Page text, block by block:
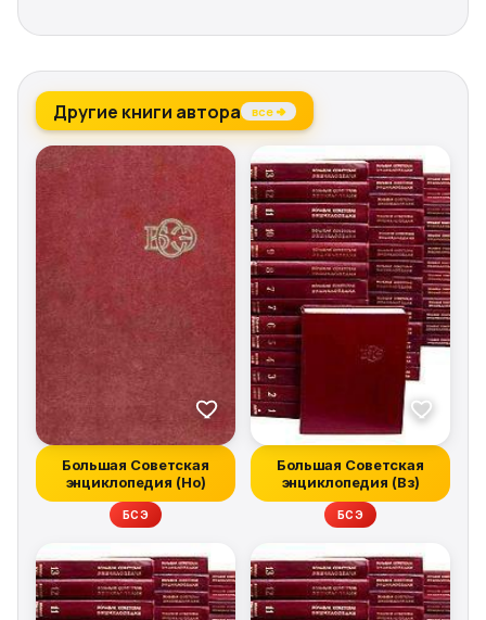
Другие книги автора все →
Большая Советская
энциклопедия (Но)
БСЭ
Большая Советская
энциклопедия (Вз)
БСЭ